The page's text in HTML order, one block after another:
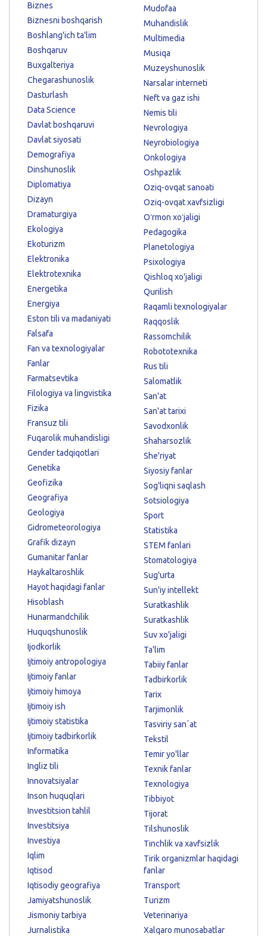
Biznes
Biznesni boshqarish
Boshlang'ich ta'lim
Boshqaruv
Buxgalteriya
Chegarashunoslik
Dasturlash
Data Science
Davlat boshqaruvi
Davlat siyosati
Demografiya
Dinshunoslik
Diplomatiya
Dizayn
Dramaturgiya
Ekologiya
Ekoturizm
Elektronika
Elektrotexnika
Energetika
Energiya
Eston tili va madaniyati
Falsafa
Fan va texnologiyalar
Fanlar
Farmatsevtika
Filologiya va lingvistika
Fizika
Fransuz tili
Fuqarolik muhandisligi
Gender tadqiqotlari
Genetika
Geofizika
Geografiya
Geologiya
Gidrometeorologiya
Grafik dizayn
Gumanitar fanlar
Haykaltaroshlik
Hayot haqidagi fanlar
Hisoblash
Hunarmandchilik
Huquqshunoslik
Ijodkorlik
Ijtimoiy antropologiya
Ijtimoiy fanlar
Ijtimoiy himoya
Ijtimoiy ish
Ijtimoiy statistika
Ijtimoiy tadbirkorlik
Informatika
Ingliz tili
Innovatsiyalar
Inson huquqlari
Investitsion tahlil
Investitsiya
Investiya
Iqlim
Iqtisod
Iqtisodiy geografiya
Jamiyatshunoslik
Jismoniy tarbiya
Jurnalistika
Mudofaa
Muhandislik
Multimedia
Musiqa
Muzeyshunoslik
Narsalar interneti
Neft va gaz ishi
Nemis tili
Nevrologiya
Neyrobiologiya
Onkologiya
Oshpazlik
Oziq-ovqat sanoati
Oziq-ovqat xavfsizligi
Oʻrmon xoʻjaligi
Pedagogika
Planetologiya
Psixologiya
Qishloq xo'jaligi
Qurilish
Raqamli texnologiyalar
Raqqoslik
Rassomchilik
Robototexnika
Rus tili
Salomatlik
San'at
San'at tarixi
Savodxonlik
Shaharsozlik
She'riyat
Siyosiy fanlar
Sog'liqni saqlash
Sotsiologiya
Sport
Statistika
STEM fanlari
Stomatologiya
Sug'urta
Sun'iy intellekt
Suratkashlik
Suratkashlik
Suv xo'jaligi
Ta'lim
Tabiiy fanlar
Tadbirkorlik
Tarix
Tarjimonlik
Tasviriy sanʼat
Tekstil
Temir yo'llar
Texnik fanlar
Texnologiya
Tibbiyot
Tijorat
Tilshunoslik
Tinchlik va xavfsizlik
Tirik organizmlar haqidagi
fanlar
Transport
Turizm
Veterinariya
Xalqaro munosabatlar